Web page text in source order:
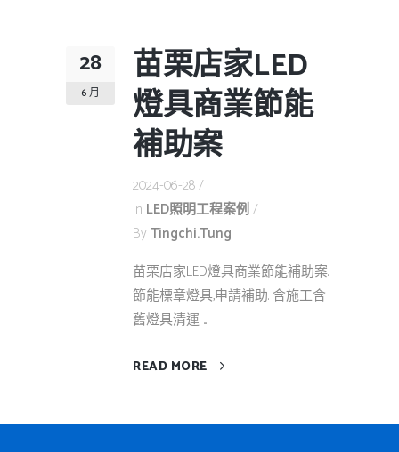
28
6 月
苗栗店家LED
燈具商業節能
補助案
2024-06-28
In LED照明工程案例
By Tingchi.tung
苗栗店家LED燈具商業節能補助案.
節能標章燈具,申請補助. 含施工含
舊燈具清運. ...
READ MORE